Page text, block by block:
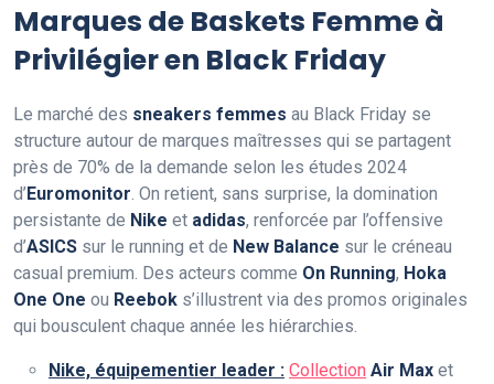
Marques de Baskets Femme à
Privilégier en Black Friday
Le marché des sneakers femmes au Black Friday se
structure autour de marques maîtresses qui se partagent
près de 70% de la demande selon les études 2024
d’Euromonitor . On retient, sans surprise, la domination
persistante de Nike et adidas, renforcée par l’offensive
d’ASICS sur le running et de New Balance sur le créneau
casual premium. Des acteurs comme On Running, Hoka
One One ou Reebok s’illustrent via des promos originales
qui bousculent chaque année les hiérarchies.
Nike, équipementier leader : Collection Air Max et